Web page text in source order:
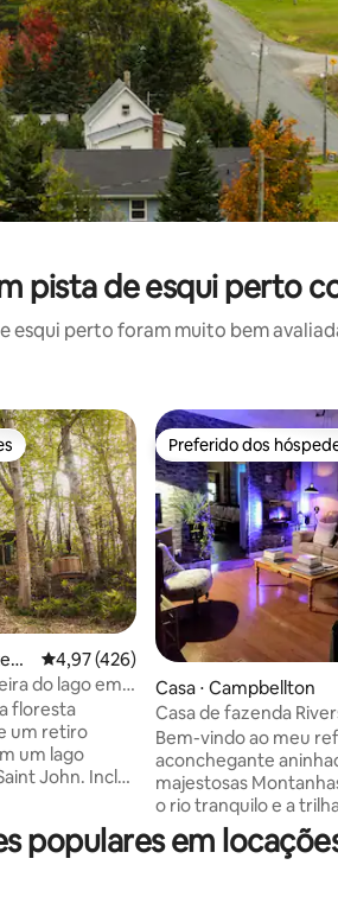
pista de esqui perto
esqui perto foram muito bem
dos hóspedes
4,97 de uma avaliação média de 5,
4,97 (426)
do lago em
um retiro
um lago
John. Inclui
sauna
uma
Preferido dos
Preferido dos
Casa ⋅ Campbellton
Casa de fazenda
CAMAS)
Bem-vindo ao meu
aconchegante
majestosas
o rio tranquilo e a
caminhada convidam
explorar. Entre em
populares em